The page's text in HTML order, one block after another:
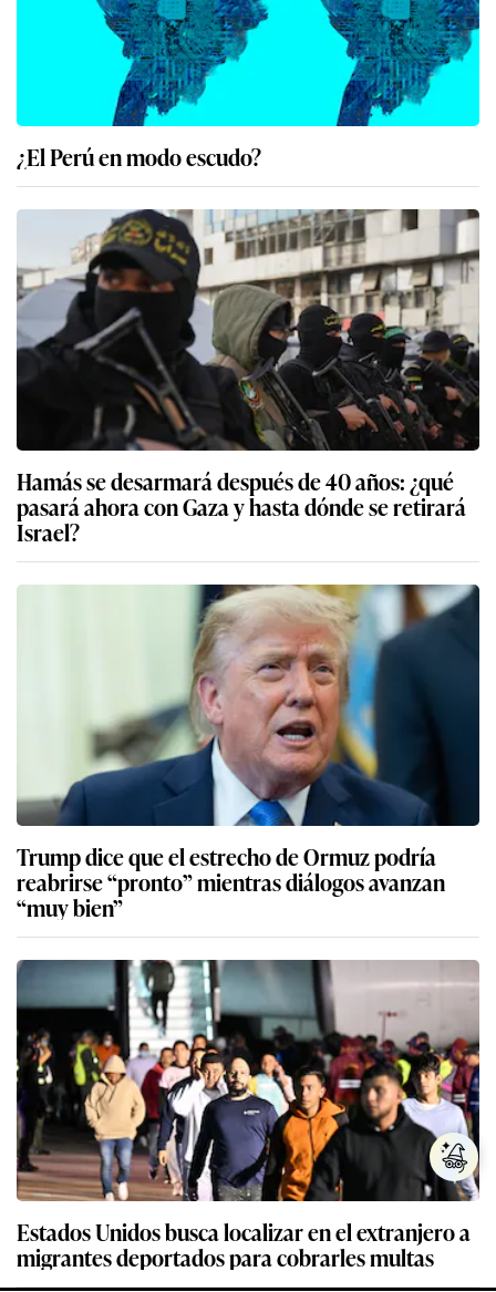
¿El Perú en modo escudo?
Hamás se desarmará después de 40 años: ¿qué
pasará ahora con Gaza y hasta dónde se retirará
Israel?
Trump dice que el estrecho de Ormuz podría
reabrirse “pronto” mientras diálogos avanzan
“muy bien”
Estados Unidos busca localizar en el extranjero a
migrantes deportados para cobrarles multas